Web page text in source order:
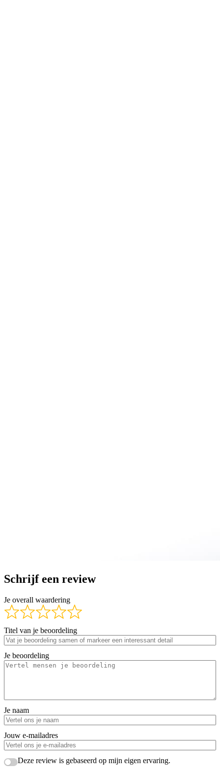
Schrijf een review
Je overall waardering
Titel van je beoordeling
Je beoordeling
Je naam
Jouw e-mailadres
Deze review is gebaseerd op mijn eigen ervaring.